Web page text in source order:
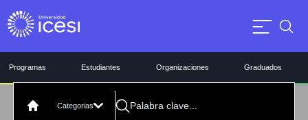
Programas Estudiantes Organizaciones Graduados
Categorias